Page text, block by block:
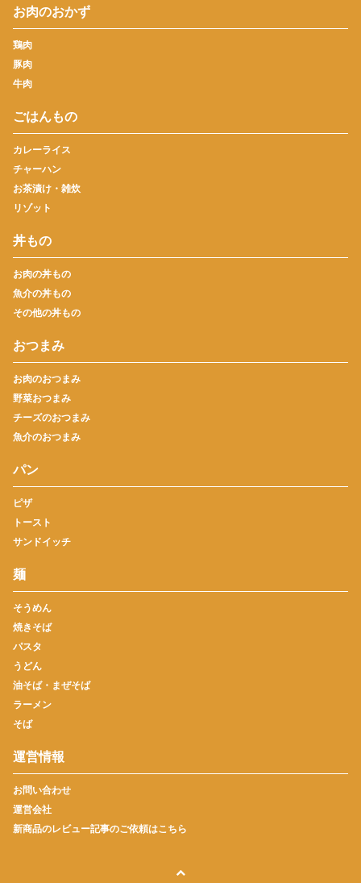
お肉のおかず
鶏肉
豚肉
牛肉
ごはんもの
カレーライス
チャーハン
お茶漬け・雑炊
リゾット
丼もの
お肉の丼もの
魚介の丼もの
その他の丼もの
おつまみ
お肉のおつまみ
野菜おつまみ
チーズのおつまみ
魚介のおつまみ
パン
ピザ
トースト
サンドイッチ
麺
そうめん
焼きそば
パスタ
うどん
油そば・まぜそば
ラーメン
そば
運営情報
お問い合わせ
運営会社
新商品のレビュー記事のご依頼はこちら